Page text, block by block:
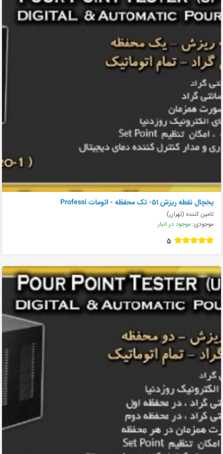
يخچال نقطه ريزش 51- تک محفظه - اتومات Professi
تامین کننده (تهران)
موجودی: موجود در انبار
5